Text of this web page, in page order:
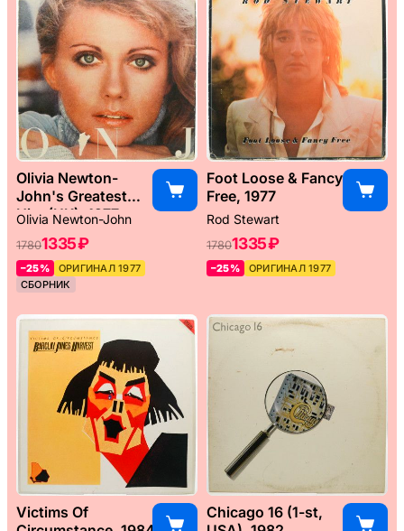
Olivia Newton-
John's Greatest
Hits (UK), 1977
Olivia Newton-John
17801335 ₽
–25%
ОРИГИНАЛ 1977
СБОРНИК
Foot Loose & Fancy
Free, 1977
Rod Stewart
17801335 ₽
–25% ОРИГИНАЛ 1977
Victims Of
Chicago 16 (1-st,